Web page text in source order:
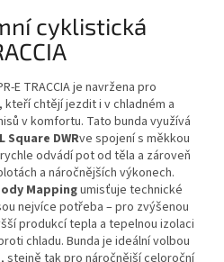
cyklistická
E TRACCIA je navržena pro
chtějí jezdit i v chladném a
v komfortu. Tato bunda využívá
DWRve spojení s měkkou
odvádí pot od těla a zároveň
a náročnějších výkonech.
Mappingumisťuje technické
nejvíce potřeba – pro zvýšenou
produkcí tepla a tepelnou izolaci
chladu. Bunda je ideální volbou